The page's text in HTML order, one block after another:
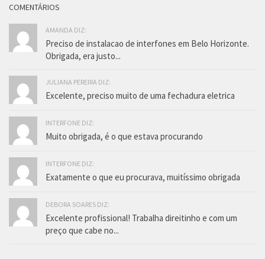
COMENTÁRIOS
AMANDA DIZ:
Preciso de instalacao de interfones em Belo Horizonte.
Obrigada, era justo...
JULIANA PEREIRA DIZ:
Excelente, preciso muito de uma fechadura eletrica
INTERFONE DIZ:
Muito obrigada, é o que estava procurando
INTERFONE DIZ:
Exatamente o que eu procurava, muitíssimo obrigada
DEBORA SOARES DIZ:
Excelente profissional! Trabalha direitinho e com um
preço que cabe no...